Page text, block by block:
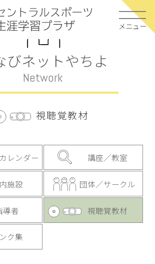
メニュー
びネットやちよ
Network
視聴覚教材
レンダー 講座／教室
施設 団体／サークル
導者 視聴覚教材
ク集